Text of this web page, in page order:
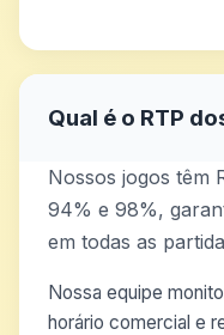
Qual é o RTP
Nossos jogos têm
94% e 98%,
em todas as
Nossa equipe
horário comercial e